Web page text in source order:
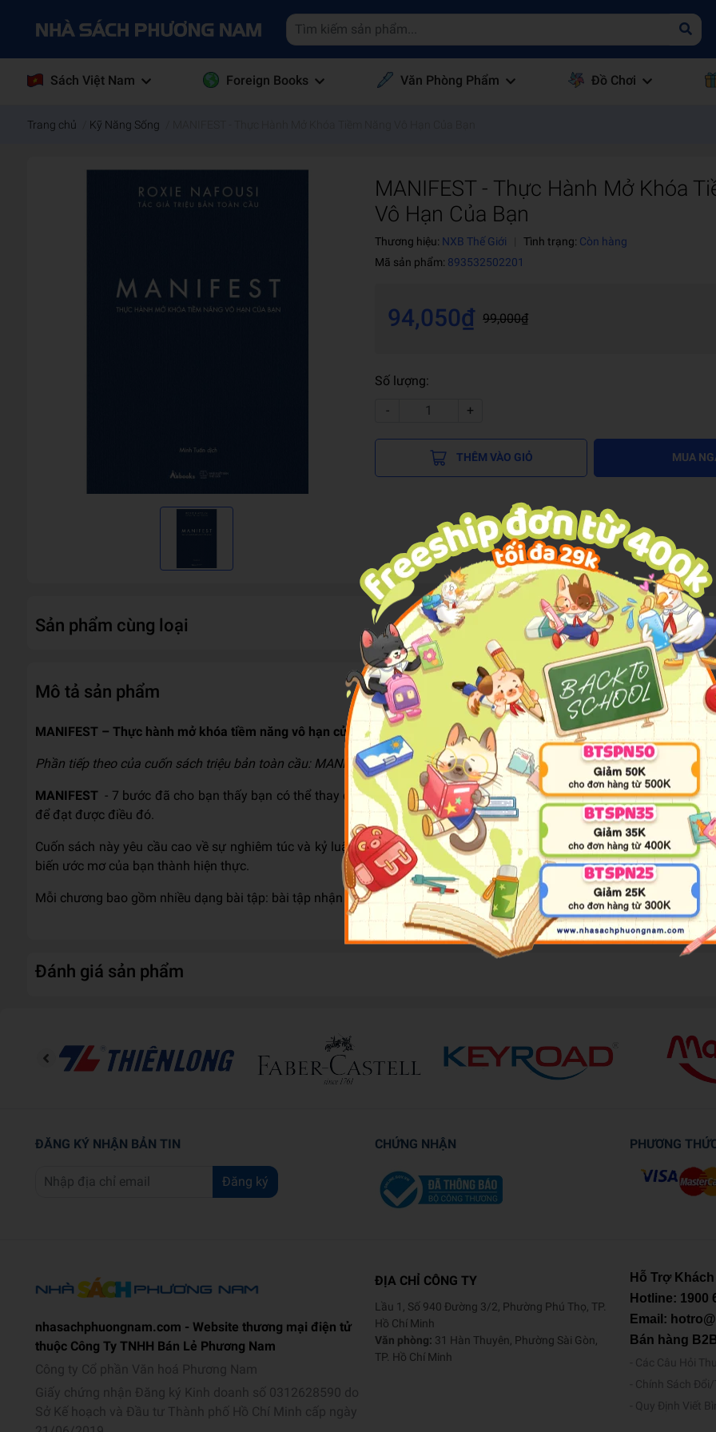
Sách Việt Nam Foreign Books Văn Phòng Phẩm Đồ Chơi
Trang chủ Kỹ Năng Sống
MANIFEST - Thực Hành Mở Khóa
Vô Hạn Của Bạn
Thương hiệu: NXB Thế Giới Tình trạng: Còn hàng
Mã sản phẩm: 893532502201
94,050₫ 99,000₫
Số lượng:
-
+
THÊM VÀO GIỎ MUA
Sản phẩm cùng loại
Mô tả sản phẩm
MANIFEST – Thực hành mở khóa tiềm năng vô hạn của bạn
Phần tiếp theo của cuốn sách triệu bản toàn cầu: MANIFEST – 7 bước để thay đổi cuộc đời bạn mãi mãi.
MANIFEST- 7 bước đã cho bạn thấy bạn có thể thay đổi cuộc sống của mình. Giờ đây, MANIFEST – Thực hành sẽ
để đạt được điều đó.
Cuốn sách này yêu cầu cao về sự nghiêm túc và kỷ luật trong thực hành các bài tập nhằm khai thác tiềm năng, tạo
biến ước mơ của bạn thành hiện thực.
Mỗi chương bao gồm nhiều dạng bài tập: bài tập nhận thức, bài tập suy ngẫm, bài tập phát triển,… được thiết kế trau
Đánh giá sản phẩm
ĐĂNG KÝ NHẬN BẢN TIN
Đăng ký
CHỨNG NHẬN PHƯƠNG
nhasachphuongnam.com - Website thương mại điện tử
thuộc Công Ty TNHH Bán Lẻ Phương Nam
Công ty Cổ phần Văn hoá Phương Nam
Giấy chứng nhận Đăng ký Kinh doanh số 0312628590 do
Sở Kế hoạch và Đầu tư Thành phố Hồ Chí Minh cấp ngày
ĐỊA CHỈ CÔNG TY
Lầu 1, Số 940 Đường 3/2, Phường Phú Thọ, TP.
Hồ Chí Minh
Văn phòng: 31 Hàn Thuyên, Phường Sài Gòn,
TP. Hồ Chí Minh
Hỗ Trợ
Hotline: 1900
Email:
Bán hàng
Các Câu Hỏi
Chính Sách
Quy Định Viết